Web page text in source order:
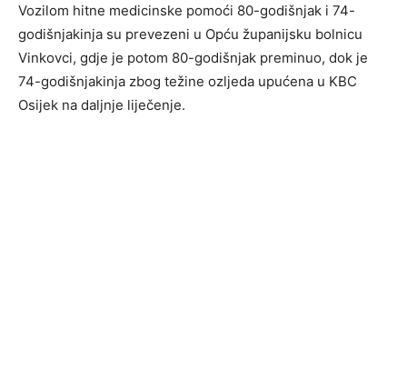
Vozilom hitne medicinske pomoći 80-godišnjak i 74-
godišnjakinja su prevezeni u Opću županijsku bolnicu
Vinkovci, gdje je potom 80-godišnjak preminuo, dok je
74-godišnjakinja zbog težine ozljeda upućena u KBC
Osijek na daljnje liječenje.